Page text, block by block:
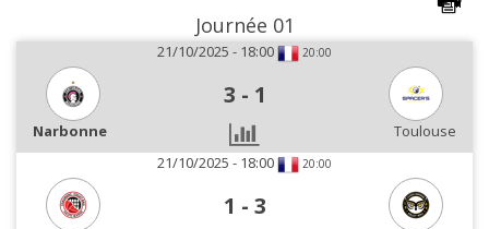
Journée 01
21/10/2025 - 18:00 20:00
3 - 1
Narbonne
Toulouse
21/10/2025 - 18:00
20:00
1 - 3